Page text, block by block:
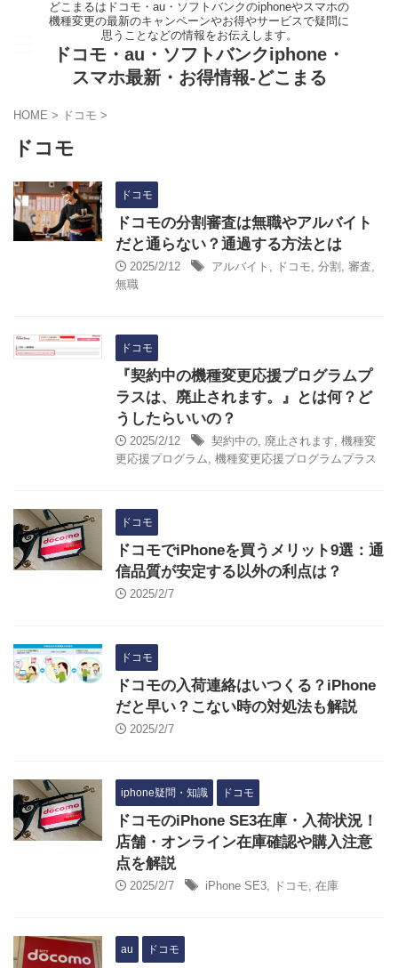
どこまるはドコモ・au・ソフトバンクのiphoneやスマホの
機種変更の最新のキャンペーンやお得やサービスで疑問に
思うことなどの情報をお伝えします。
ドコモ・au・ソフトバンクiphone・
スマホ最新・お得情報-どこまる
HOME > ドコモ >
ドコモ
ドコモ
ドコモの分割審査は無職やアルバイト
だと通らない？通過する方法とは
2025/2/12 アルバイト , ドコモ, 分割 , 審査,
無職
ドコモ
『契約中の機種変更応援プログラムプ
ラスは、廃止されます。』とは何？ど
うしたらいいの？
2025/2/12 契約中の, 廃止されます, 機種変
更応援プログラム, 機種変更応援プログラムプラス
ドコモ
ドコモでiPhoneを買うメリット9選：通
信品質が安定する以外の利点は？
2025/2/7
ドコモ
ドコモの入荷連絡はいつくる？iPhone
だと早い？こない時の対処法も解説
2025/2/7
iphone疑問・知識 ドコモ
ドコモのiPhone SE3在庫・入荷状況！
店舗・オンライン在庫確認や購入注意
点を解説
2025/2/7 iPhone SE3, ドコモ, 在庫
au ドコモ